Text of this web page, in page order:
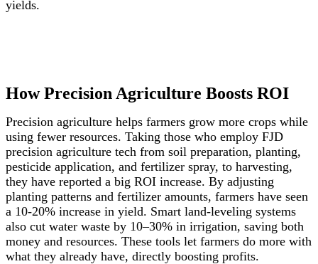
yields.
How Precision Agriculture Boosts ROI
Precision agriculture helps farmers grow more crops while
using fewer resources. Taking those who employ FJD
precision agriculture tech from soil preparation, planting,
pesticide application, and fertilizer spray, to harvesting,
they have reported a big ROI increase. By adjusting
planting patterns and fertilizer amounts, farmers have seen
a 10-20% increase in yield. Smart land-leveling systems
also cut water waste by 10–30% in irrigation, saving both
money and resources. These tools let farmers do more with
what they already have, directly boosting profits.